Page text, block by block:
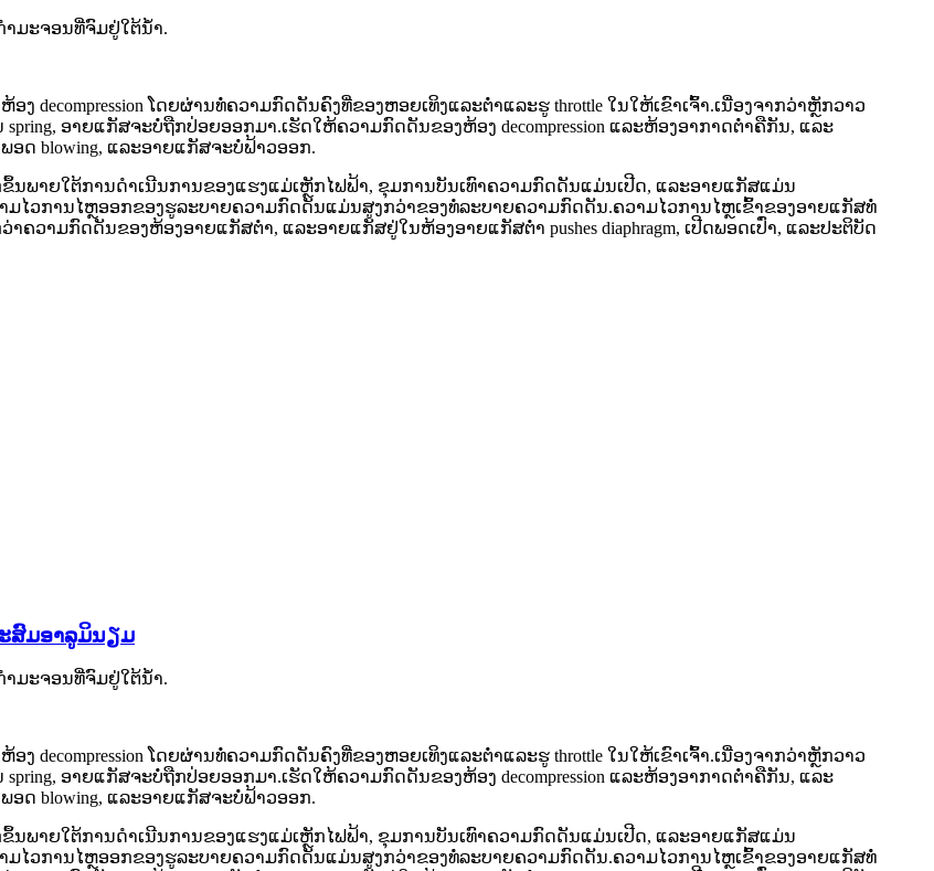
ມະຈອນທີ່ຈົມຢູ່ໃຕ້ນໍ້າ.
ອງ decompression ໂດຍຜ່ານທໍ່ຄວາມກົດດັນຄົງທີ່ຂອງຫອຍເທິງແລະຕ່ໍາແລະຮູ throttle ໃນໃຫ້ເຂົາເຈົ້າ.ເນື່ອງຈາກວ່າຫຼັກວາວ
ອາຍແກັສຈະບໍ່ຖືກປ່ອຍອອກມາ.ເຮັດໃຫ້ຄວາມກົດດັນຂອງຫ້ອງ decompression ແລະຫ້ອງອາກາດຕ່ໍາຄືກັນ, ແລະ
ອດ blowing, ແລະອາຍແກັສຈະບໍ່ຟ້າວອອກ.
ຂຶ້ນພາຍໃຕ້ການດໍາເນີນການຂອງແຮງແມ່ເຫຼັກໄຟຟ້າ, ຂຸມການບັນເທົາຄວາມກົດດັນແມ່ນເປີດ, ແລະອາຍແກັສແມ່ນ
ມໄວການໄຫຼອອກຂອງຮູລະບາຍຄວາມກົດດັນແມ່ນສູງກວ່າຂອງທໍ່ລະບາຍຄວາມກົດດັນ.ຄວາມໄວການໄຫຼເຂົ້າຂອງອາຍແກັສທໍ່
າຄວາມກົດດັນຂອງຫ້ອງອາຍແກັສຕ່ໍາ, ແລະອາຍແກັສຢູ່ໃນຫ້ອງອາຍແກັສຕ່ໍາ pushes diaphragm, ເປີດພອດເປົ່າ, ແລະປະຕິບັດ
ສົມອາລູມິນຽມ
ມະຈອນທີ່ຈົມຢູ່ໃຕ້ນໍ້າ.
ອງ decompression ໂດຍຜ່ານທໍ່ຄວາມກົດດັນຄົງທີ່ຂອງຫອຍເທິງແລະຕ່ໍາແລະຮູ throttle ໃນໃຫ້ເຂົາເຈົ້າ.ເນື່ອງຈາກວ່າຫຼັກວາວ
ອາຍແກັສຈະບໍ່ຖືກປ່ອຍອອກມາ.ເຮັດໃຫ້ຄວາມກົດດັນຂອງຫ້ອງ decompression ແລະຫ້ອງອາກາດຕ່ໍາຄືກັນ, ແລະ
ອດ blowing, ແລະອາຍແກັສຈະບໍ່ຟ້າວອອກ.
ຂຶ້ນພາຍໃຕ້ການດໍາເນີນການຂອງແຮງແມ່ເຫຼັກໄຟຟ້າ, ຂຸມການບັນເທົາຄວາມກົດດັນແມ່ນເປີດ, ແລະອາຍແກັສແມ່ນ
ມໄວການໄຫຼອອກຂອງຮູລະບາຍຄວາມກົດດັນແມ່ນສູງກວ່າຂອງທໍ່ລະບາຍຄວາມກົດດັນ.ຄວາມໄວການໄຫຼເຂົ້າຂອງອາຍແກັສທໍ່